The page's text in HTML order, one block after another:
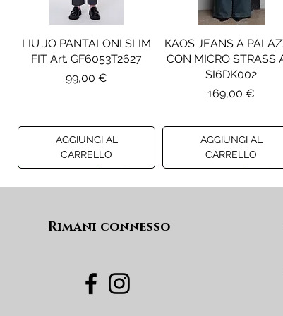
LIU JO PANTALONI SLIM
FIT Art. GF6053T2627
Prezzo
99,00 €
AGGIUNGI AL
CARRELLO
KAOS JEANS A
CON MICRO STRASS
SI6DK002
Prezzo
169,00 €
AGGIUNGI AL
CARRELLO
PENNYBLACK BLAZER IN
LIU JO SHORT CON
Rimani connesso